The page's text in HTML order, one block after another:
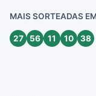
MAIS SORTEADAS
27 56 11 10 38